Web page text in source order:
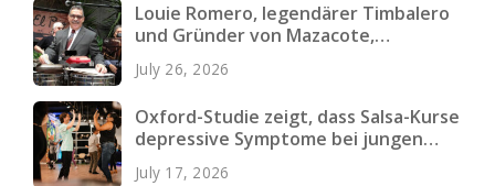
Louie Romero, legendärer Timbalero
und Gründer von Mazacote,
verstorben
July 26, 2026
Oxford-Studie zeigt, dass Salsa-Kurse
depressive Symptome bei jungen
Erwachsenen verringern
July 17, 2026